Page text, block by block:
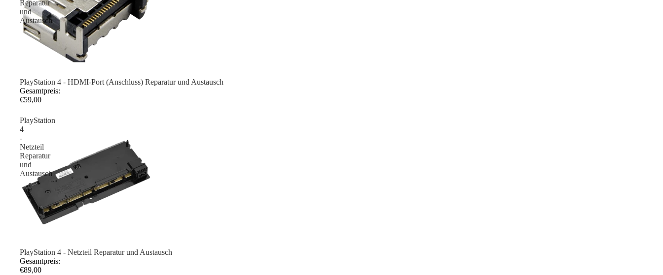
Reparatur
und
Austausch
PlayStation 4 - HDMI-Port (Anschluss) Reparatur und Austausch
Gesamtpreis:
€59,00
PlayStation
4
-
Netzteil
Reparatur
und
Austausch
PlayStation 4 - Netzteil Reparatur und Austausch
Gesamtpreis:
€89,00